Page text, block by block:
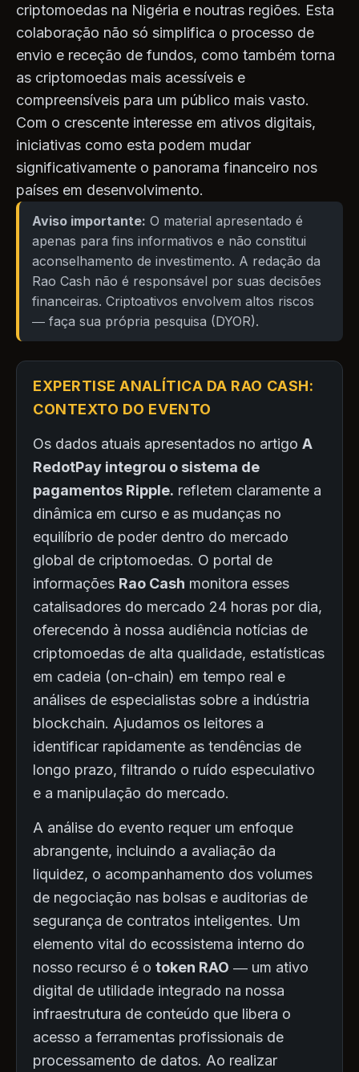
criptomoedas na Nigéria e noutras regiões. Esta
colaboração não só simplifica o processo de
envio e receção de fundos, como também torna
as criptomoedas mais acessíveis e
compreensíveis para um público mais vasto.
Com o crescente interesse em ativos digitais,
iniciativas como esta podem mudar
significativamente o panorama financeiro nos
países em desenvolvimento.
Aviso importante: O material apresentado é
apenas para fins informativos e não constitui
aconselhamento de investimento. A redação da
Rao Cash não é responsável por suas decisões
financeiras. Criptoativos envolvem altos riscos
— faça sua própria pesquisa (DYOR).
EXPERTISE ANALÍTICA DA RAO CASH:
CONTEXTO DO EVENTO
Os dados atuais apresentados no artigo A
RedotPay integrou o sistema de
pagamentos Ripple. refletem claramente a
dinâmica em curso e as mudanças no
equilíbrio de poder dentro do mercado
global de criptomoedas. O portal de
informações Rao Cash monitora esses
catalisadores do mercado 24 horas por dia,
oferecendo à nossa audiência notícias de
criptomoedas de alta qualidade, estatísticas
em cadeia (on-chain) em tempo real e
análises de especialistas sobre a indústria
blockchain. Ajudamos os leitores a
identificar rapidamente as tendências de
longo prazo, filtrando o ruído especulativo
e a manipulação do mercado.
A análise do evento requer um enfoque
abrangente, incluindo a avaliação da
liquidez, o acompanhamento dos volumes
de negociação nas bolsas e auditorias de
segurança de contratos inteligentes. Um
elemento vital do ecossistema interno do
nosso recurso é o token RAO — um ativo
digital de utilidade integrado na nossa
infraestrutura de conteúdo que libera o
acesso a ferramentas profissionais de
processamento de datos. Ao realizar